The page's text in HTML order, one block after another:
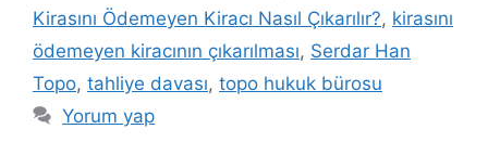
Kirasını Ödemeyen Kiracı Nasıl Çıkarılır?, kirasını
ödemeyen kiracının çıkarılması, Serdar Han
Topo, tahliye davası, topo hukuk bürosu
Yorum yap